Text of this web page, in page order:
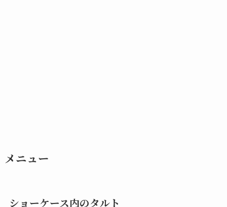
メニュー
ショーケース内のタルト